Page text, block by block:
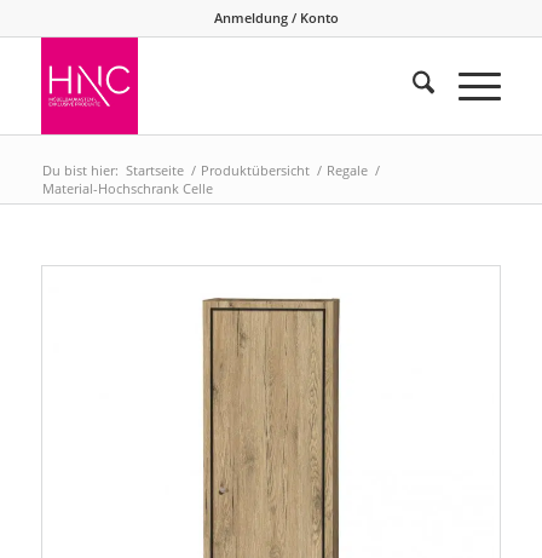
Anmeldung / Konto
Du bist hier: Startseite / Produktübersicht / Regale /
Material-Hochschrank Celle